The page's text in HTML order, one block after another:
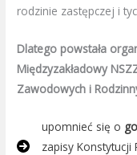
rodzinie zastępczej i
Dlatego powstała
Międzyzakładowy
Zawodowych i
upomnieć się o
zapisy Konstytucji